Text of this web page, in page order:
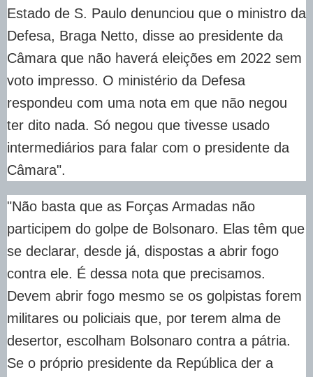
Estado de S. Paulo denunciou que o ministro da
Defesa, Braga Netto, disse ao presidente da
Câmara que não haverá eleições em 2022 sem
voto impresso. O ministério da Defesa
respondeu com uma nota em que não negou
ter dito nada. Só negou que tivesse usado
intermediários para falar com o presidente da
Câmara".
"Não basta que as Forças Armadas não
participem do golpe de Bolsonaro. Elas têm que
se declarar, desde já, dispostas a abrir fogo
contra ele. É dessa nota que precisamos.
Devem abrir fogo mesmo se os golpistas forem
militares ou policiais que, por terem alma de
desertor, escolham Bolsonaro contra a pátria.
Se o próprio presidente da República der a